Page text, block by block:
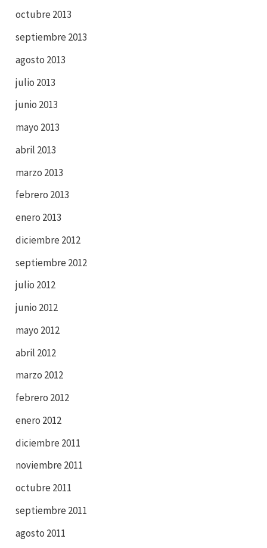
octubre 2013
septiembre 2013
agosto 2013
julio 2013
junio 2013
mayo 2013
abril 2013
marzo 2013
febrero 2013
enero 2013
diciembre 2012
septiembre 2012
julio 2012
junio 2012
mayo 2012
abril 2012
marzo 2012
febrero 2012
enero 2012
diciembre 2011
noviembre 2011
octubre 2011
septiembre 2011
agosto 2011